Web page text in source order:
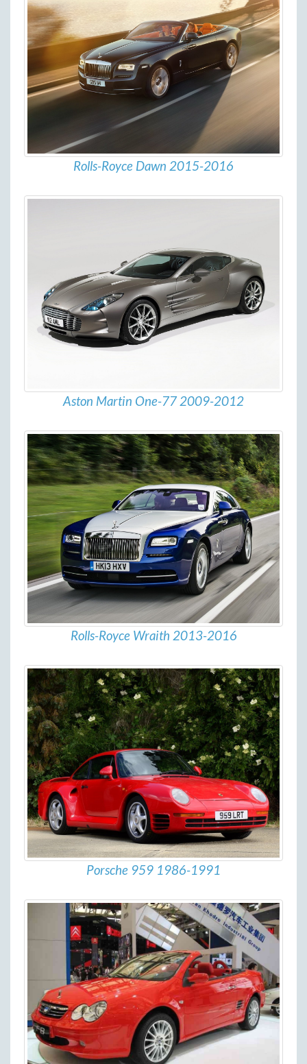
Rolls-Royce Dawn 2015-2016
Aston Martin One-77 2009-2012
Rolls-Royce Wraith 2013-2016
Porsche 959 1986-1991